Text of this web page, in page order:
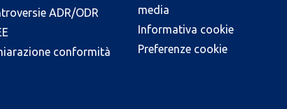
ADR/ODR
conformità
media
Informativa cookie
Preferenze cookie